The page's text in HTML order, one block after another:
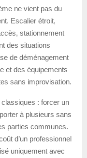
ne vient pas du
Escalier étroit,
stationnement
des situations
de déménagement
et des équipements
sans improvisation.
: forcer un
à plusieurs sans
parties communes.
d’un professionnel
uniquement avec